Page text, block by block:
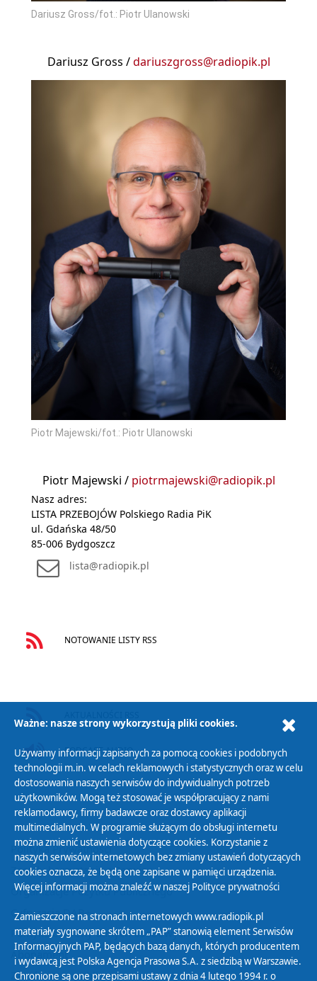
Dariusz Gross/fot.: Piotr Ulanowski
Dariusz Gross /dariuszgross@radiopik.pl
Piotr Majewski/fot.: Piotr Ulanowski
Piotr Majewski / piotrmajewski@radiopik.pl
Nasz adres:
LISTA PRZEBOJÓW Polskiego Radia PiK
ul. Gdańska 48/50
85-006 Bydgoszcz
lista@radiopik.pl
NOTOWANIE LISTY RSS
PODCAST AUDIO
Polityka Prywatności
Zasady korzystania z Serwisu
Organizacje Pożytku Publicznego
Cyfryzacja DAB+
Polityka ochrony danych osobowych
Abonament
Zamówienia publiczne
Ważne: nasze strony wykorzystują pliki cookies.
Używamy informacji zapisanych za pomocą cookies i podobnych
technologii m.in. w celach reklamowych i statystycznych oraz w celu
dostosowania naszych serwisów do indywidualnych potrzeb
użytkowników. Mogą też stosować je współpracujący z nami
reklamodawcy, firmy badawcze oraz dostawcy aplikacji
multimedialnych. W programie służącym do obsługi internetu
można zmienić ustawienia dotyczące cookies. Korzystanie z
naszych serwisów internetowych bez zmiany ustawień dotyczących
cookies oznacza, że będą one zapisane w pamięci urządzenia.
Więcej informacji można znaleźć w naszej Polityce prywatności
Zamieszczone na stronach internetowych www.radiopik.pl
materiały sygnowane skrótem „PAP” stanowią element Serwisów
Informacyjnych PAP, będących bazą danych, których producentem
i wydawcą jest Polska Agencja Prasowa S.A. z siedzibą w Warszawie.
Chronione są one przepisami ustawy z dnia 4 lutego 1994 r. o